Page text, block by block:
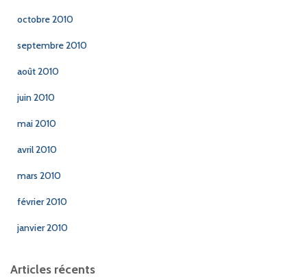
octobre 2010
septembre 2010
août 2010
juin 2010
mai 2010
avril 2010
mars 2010
février 2010
janvier 2010
Articles récents